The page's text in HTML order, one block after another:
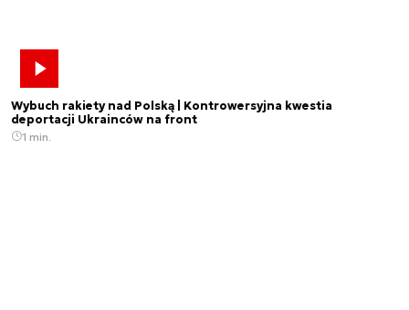
Wybuch rakiety nad Polską | Kontrowersyjna kwestia
deportacji Ukrainców na front
1 min.